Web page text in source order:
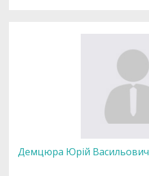
Демцюра Юрій Васильович